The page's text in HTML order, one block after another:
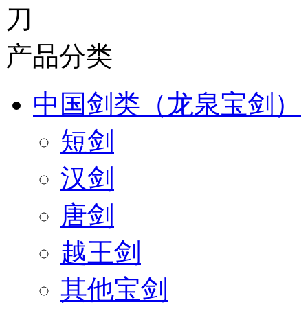
刀
产品分类
中国剑类（龙泉宝剑）
短剑
汉剑
唐剑
越王剑
其他宝剑